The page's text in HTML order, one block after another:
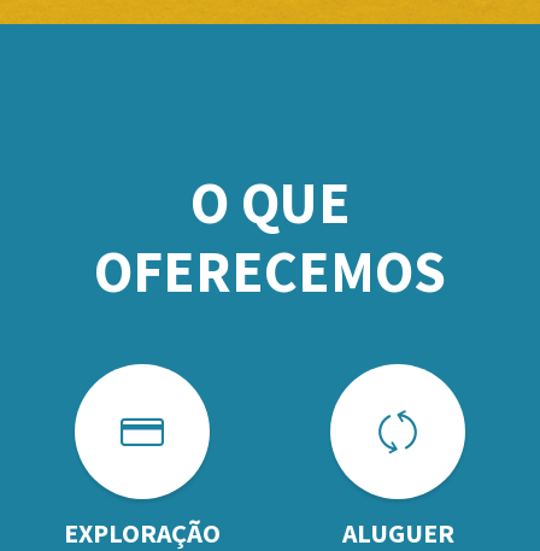
O QUE
OFERECEMOS
EXPLORAÇÃO ALUGUER